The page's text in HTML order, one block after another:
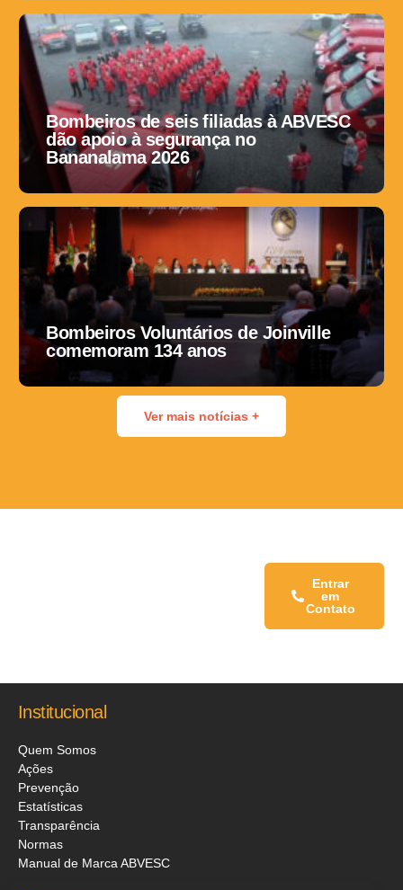
Bombeiros de seis filiadas à ABVESC
dão apoio à segurança no
Bananalama 2026
Bombeiros Voluntários de Joinville
comemoram 134 anos
Ver mais notícias +
Entrar
em
Contato
Institucional
Quem Somos
Ações
Prevenção
Estatísticas
Transparência
Normas
Manual de Marca ABVESC